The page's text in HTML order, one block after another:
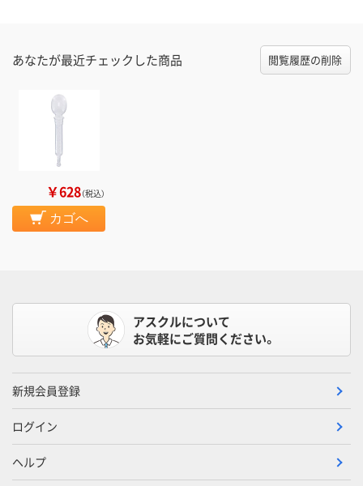
あなたが最近チェックした商品 閲覧履歴の削除
￥628（税込）
カゴへ
アスクルについて
お気軽にご質問ください。
新規会員登録
ログイン
ヘルプ